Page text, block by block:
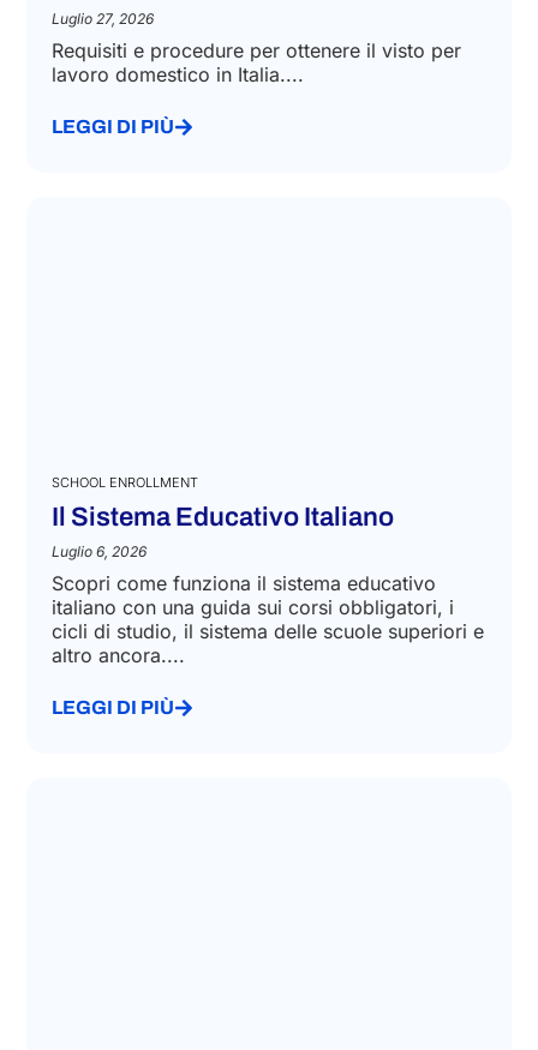
Luglio 27, 2026
Requisiti e procedure per ottenere il visto per
lavoro domestico in Italia....
LEGGI DI PIÙ
SCHOOL ENROLLMENT
Il Sistema Educativo Italiano
Luglio 6, 2026
Scopri come funziona il sistema educativo
italiano con una guida sui corsi obbligatori, i
cicli di studio, il sistema delle scuole superiori e
altro ancora....
LEGGI DI PIÙ